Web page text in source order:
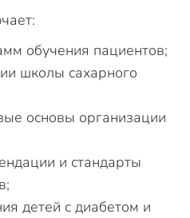
обучения пациентов;
школы сахарного
основы организации
и стандарты
детей с диабетом и